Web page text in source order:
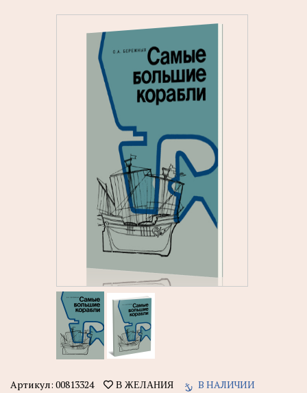
Артикул: 00813324 В ЖЕЛАНИЯ В НАЛИЧИИ